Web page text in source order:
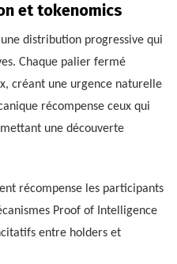
et tokenomics
distribution progressive qui
Chaque palier fermé
créant une urgence naturelle
récompense ceux qui
une découverte
récompense les participants
Proof of Intelligence
entre holders et